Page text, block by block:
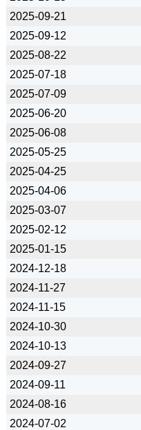
2025-09-21
2025-09-12
2025-08-22
2025-07-18
2025-07-09
2025-06-20
2025-06-08
2025-05-25
2025-04-25
2025-04-06
2025-03-07
2025-02-12
2025-01-15
2024-12-18
2024-11-27
2024-11-15
2024-10-30
2024-10-13
2024-09-27
2024-09-11
2024-08-16
2024-07-02